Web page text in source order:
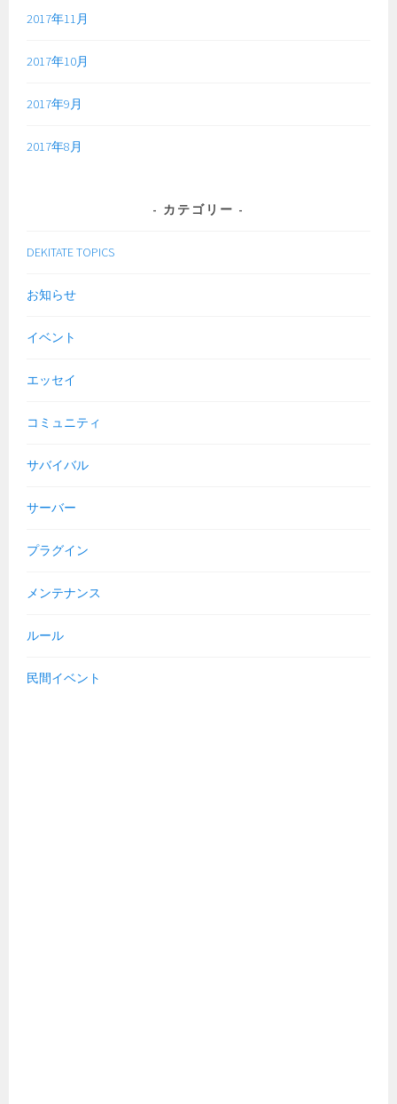
2017年11月
2017年10月
2017年9月
2017年8月
カテゴリー
DEKITATE TOPICS
お知らせ
イベント
エッセイ
コミュニティ
サバイバル
サーバー
プラグイン
メンテナンス
ルール
民間イベント